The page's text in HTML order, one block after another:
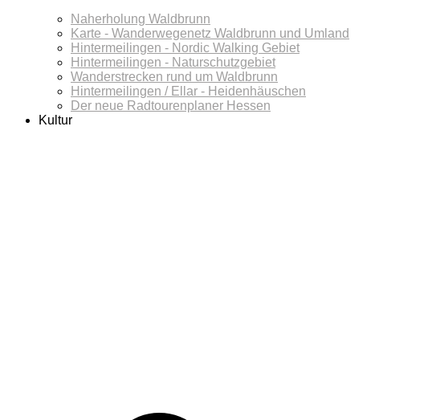
Naherholung Waldbrunn
Karte - Wanderwegenetz Waldbrunn und Umland
Hintermeilingen - Nordic Walking Gebiet
Hintermeilingen - Naturschutzgebiet
Wanderstrecken rund um Waldbrunn
Hintermeilingen / Ellar - Heidenhäuschen
Der neue Radtourenplaner Hessen
Kultur